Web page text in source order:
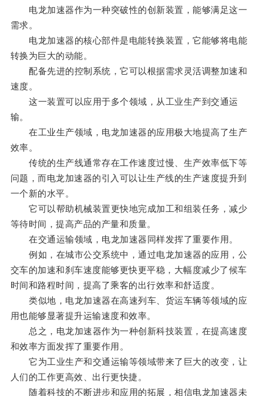
电龙加速器作为一种突破性的创新装置，能够满足这一
需求。
电龙加速器的核心部件是电能转换装置，它能够将电能
转换为巨大的动能。
配备先进的控制系统，它可以根据需求灵活调整加速和
速度。
这一装置可以应用于多个领域，从工业生产到交通运
输。
在工业生产领域，电龙加速器的应用极大地提高了生产
效率。
传统的生产线通常存在工作速度过慢、生产效率低下等
问题，而电龙加速器的引入可以让生产线的生产速度提升到
一个新的水平。
它可以帮助机械装置更快地完成加工和组装任务，减少
等待时间，提高产品的产量和质量。
在交通运输领域，电龙加速器同样发挥了重要作用。
例如，在城市公交系统中，通过电龙加速器的应用，公
交车的加速和刹车速度能够更快更平稳，大幅度减少了候车
时间和路程时间，提高了乘客的出行效率和舒适度。
类似地，电龙加速器在高速列车、货运车辆等领域的应
用也能够显著提升运输速度和效率。
总之，电龙加速器作为一种创新科技装置，在提高速度
和效率方面发挥了重要作用。
它为工业生产和交通运输等领域带来了巨大的改变，让
人们的工作更高效、出行更快捷。
随着科技的不断进步和应用的拓展，相信电龙加速器未